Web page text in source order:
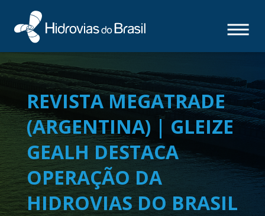
REVISTA MEGATRADE
(ARGENTINA) | GLEIZE
GEALH DESTACA
OPERAÇÃO DA
HIDROVIAS DO BRASIL